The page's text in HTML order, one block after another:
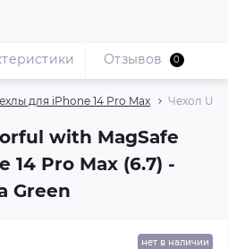
для iPhone 14 Pro Max Чехол
with MagSafe
14 Pro Max (6.7) -
Green
Отзывов 0
нет в наличии